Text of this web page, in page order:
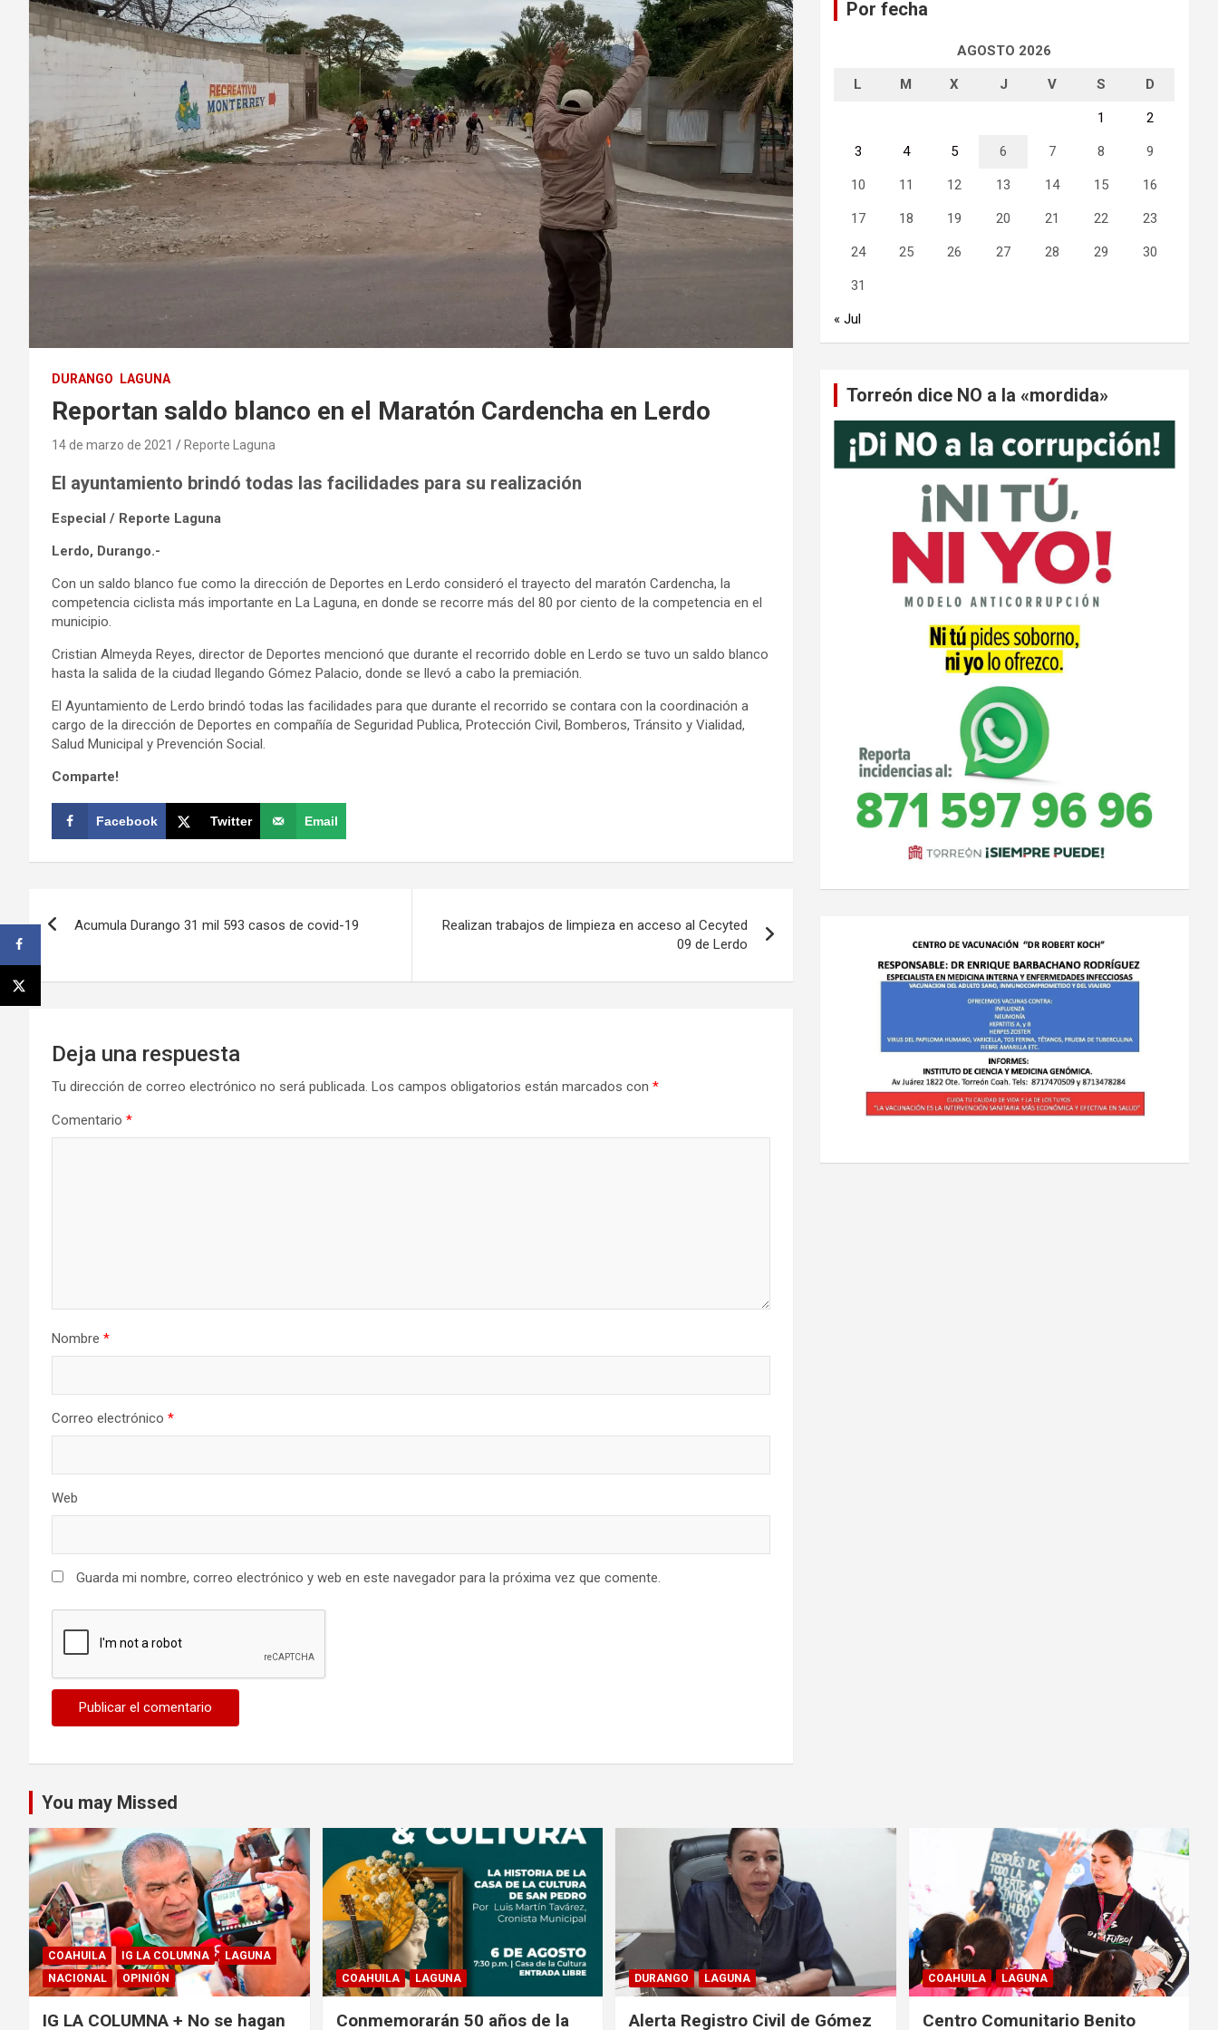
DURANGO LAGUNA
Reportan saldo blanco en el Maratón Cardencha en Lerdo
14 de marzo de 2021 Reporte Laguna
El ayuntamiento brindó todas las facilidades para su realización
Especial / Reporte Laguna
Lerdo, Durango.-
Con un saldo blanco fue como la dirección de Deportes en Lerdo consideró el trayecto del maratón Cardencha, la
competencia ciclista más importante en La Laguna, en donde se recorre más del 80 por ciento de la competencia en el
municipio.
Cristian Almeyda Reyes, director de Deportes mencionó que durante el recorrido doble en Lerdo se tuvo un saldo blanco
hasta la salida de la ciudad llegando Gómez Palacio, donde se llevó a cabo la premiación.
El Ayuntamiento de Lerdo brindó todas las facilidades para que durante el recorrido se contara con la coordinación a
cargo de la dirección de Deportes en compañía de Seguridad Publica, Protección Civil, Bomberos, Tránsito y Vialidad,
Salud Municipal y Prevención Social.
Comparte!
Facebook Twitter Email
entradas
Acumula Durango 31 mil 593 casos de covid-19
Realizan trabajos de limpieza en acceso al Cecyted
09 de Lerdo
Deja una respuesta
Tu dirección de correo electrónico no será publicada. Los campos obligatorios están marcados con *
Comentario *
Nombre *
Correo electrónico *
Web
Guarda mi nombre, correo electrónico y web en este navegador para la próxima vez que comente.
Por fecha
AGOSTO 2026
L M X J V S D
1 2
3 4 5 6 7 8 9
10 11 12 13 14 15 16
17 18 19 20 21 22 23
24 25 26 27 28 29 30
31
« Jul
Torreón dice NO a la «mordida»
You may Missed
COAHUILA IG LA COLUMNA
LAGUNA
NACIONAL
OPINIÓN
IG LA COLUMNA + No se hagan
COAHUILA LAGUNA
Conmemorarán 50 años de la
DURANGO LAGUNA
Alerta Registro Civil de Gómez
COAHUILA LAGUNA
Centro Comunitario Benito